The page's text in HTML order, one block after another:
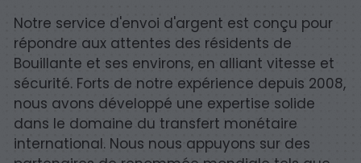
Notre service d'envoi d'argent est conçu pour
répondre aux attentes des résidents de
Bouillante et ses environs, en alliant vitesse et
sécurité. Forts de notre expérience depuis 2008,
nous avons développé une expertise solide
dans le domaine du transfert monétaire
international. Nous nous appuyons sur des